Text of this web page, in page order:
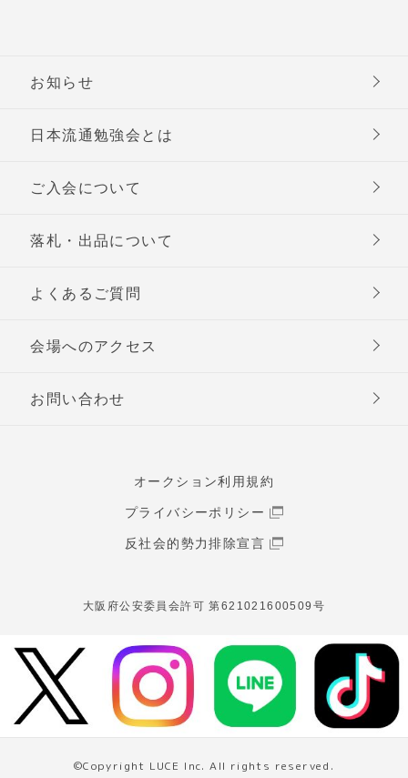
お知らせ
日本流通勉強会とは
ご入会について
落札・出品について
よくあるご質問
会場へのアクセス
お問い合わせ
オークション利用規約
プライバシーポリシー
反社会的勢力排除宣言
大阪府公安委員会許可 第621021600509号
©Copyright LUCE Inc. All rights reserved.